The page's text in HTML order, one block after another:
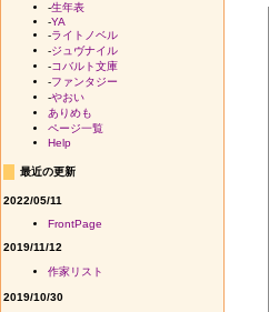
-生年表
-YA
-ライトノベル
-ジュヴナイル
-コバルト文庫
-ファンタジー
-やおい
ありめも
ページ一覧
Help
最近の更新
2022/05/11
FrontPage
2019/11/12
作家リスト
2019/10/30